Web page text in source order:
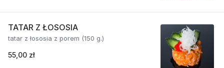
TATAR Z ŁOSOSIA
tatar z łososia z porem (150 g.)
55,00 zł